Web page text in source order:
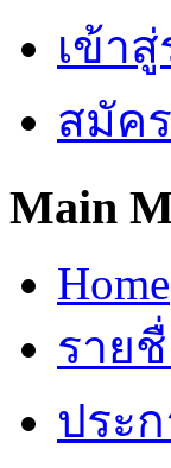
เข้า
สมัค
Main
Home
ราย
ประ